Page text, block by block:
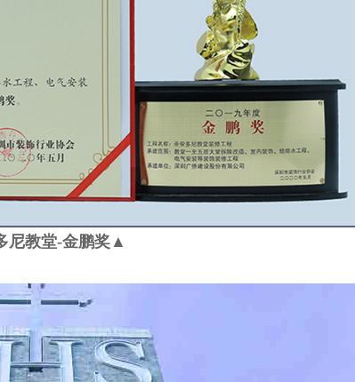
尼教堂-金鹏奖▲